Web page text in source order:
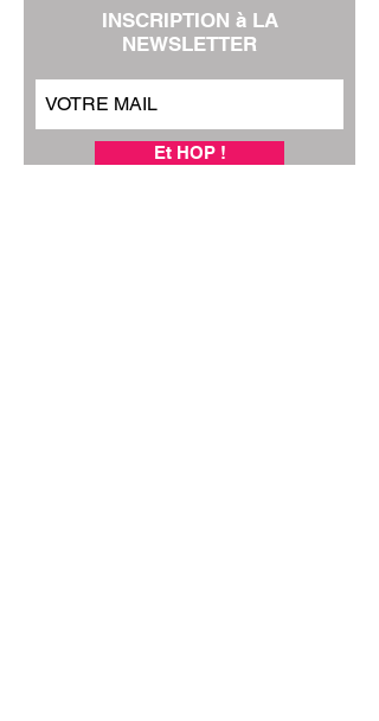
INSCRIPTION à LA
NEWSLETTER
Et HOP !